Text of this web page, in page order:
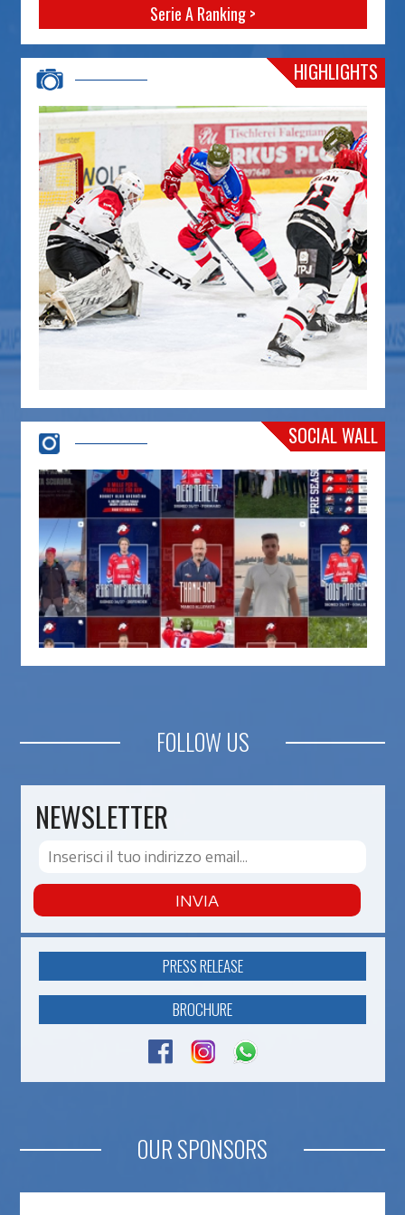
Serie A Ranking >
HIGHLIGHTS
SOCIAL WALL
FOLLOW US
NEWSLETTER
INVIA
PRESS RELEASE
BROCHURE
OUR SPONSORS